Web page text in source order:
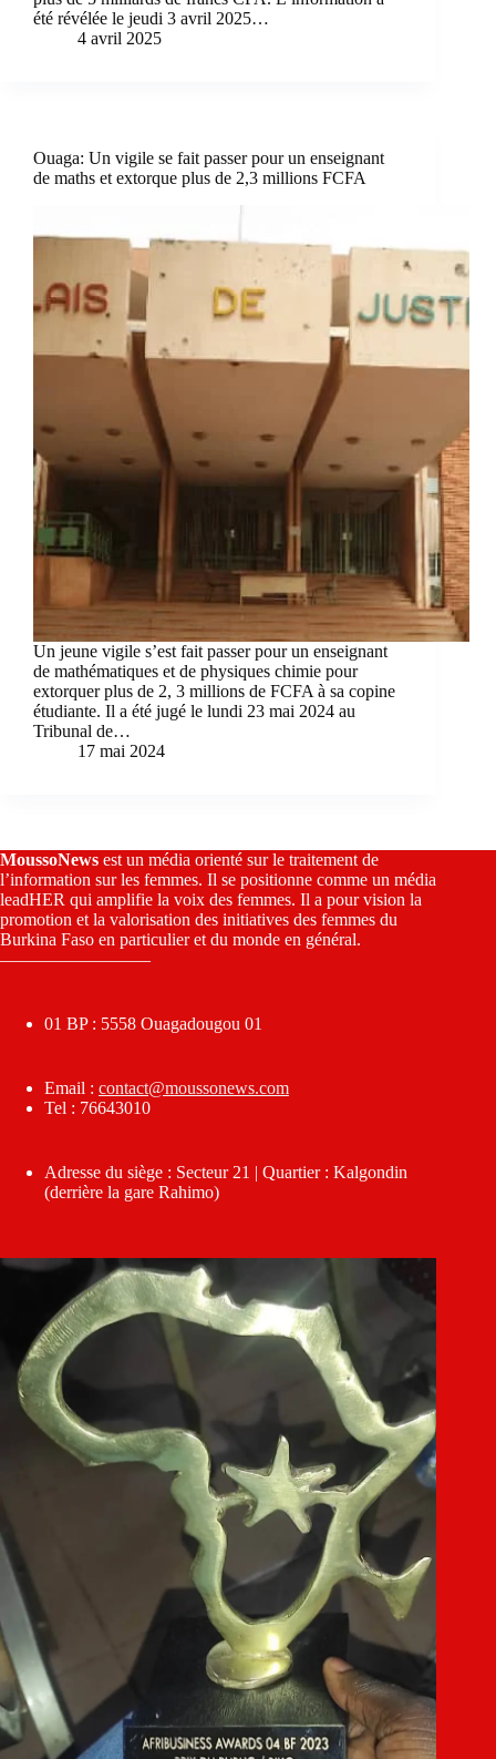
été révélée le jeudi 3 avril 2025…
4 avril 2025
Ouaga: Un vigile se fait passer pour un enseignant
de maths et extorque plus de 2,3 millions FCFA
Un jeune vigile s’est fait passer pour un enseignant
de mathématiques et de physiques chimie pour
extorquer plus de 2, 3 millions de FCFA à sa copine
étudiante. Il a été jugé le lundi 23 mai 2024 au
Tribunal de…
17 mai 2024
MoussoNews est un média orienté sur le traitement de
l’information sur les femmes. Il se positionne comme un média
leadHER qui amplifie la voix des femmes. Il a pour vision la
promotion et la valorisation des initiatives des femmes du
Burkina Faso en particulier et du monde en général.
————————–
01 BP : 5558 Ouagadougou 01
Email : contact@moussonews.com
Tel : 76643010
Adresse du siège : Secteur 21 | Quartier : Kalgondin
(derrière la gare Rahimo)